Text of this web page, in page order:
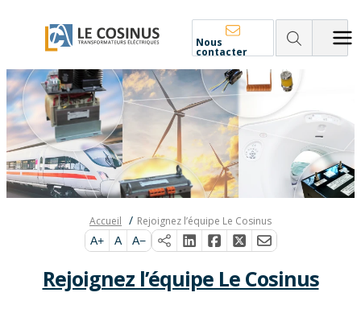
Nous
contacter
Accueil Rejoignez l’équipe Le Cosinus
A+ A A−
Rejoignez l’équipe Le Cosinus